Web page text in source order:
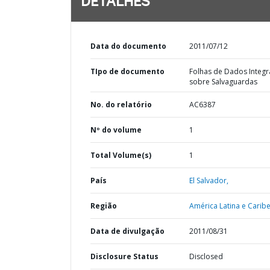
Data do documento 2011/07/12
TIpo de documento
Folhas de Dados
sobre Salvaguardas
No. do relatório AC6387
Nº do volume 1
Total Volume(s) 1
País El Salvador,
Região América Latina e
Data de divulgação 2011/08/31
Disclosure Status Disclosed